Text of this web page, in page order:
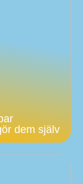
dem själv